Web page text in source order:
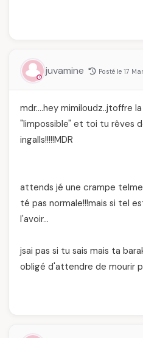
juvamine Posté le 17
mdr….hey mimiloudz..jtoffre
"limpossible" et toi tu rêves
ingalls!!!!!MDR
attends jé une crampe
té pas normale!!!mais si tel
l'avoir…
jsai pas si tu sais mais ta
obligé d'attendre de mourir